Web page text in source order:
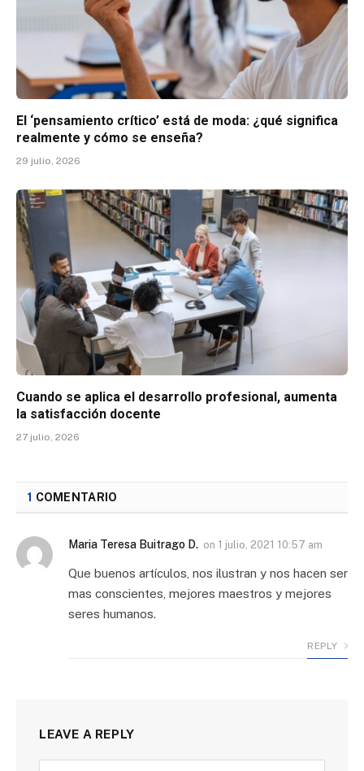
El ‘pensamiento crítico’ está de moda: ¿qué significa
realmente y cómo se enseña?
29 julio, 2026
Cuando se aplica el desarrollo profesional, aumenta
la satisfacción docente
27 julio, 2026
1 COMENTARIO
Maria Teresa Buitrago D. on 1 julio, 2021 10:57 am
Que buenos artículos, nos ilustran y nos hacen ser
mas conscientes, mejores maestros y mejores
seres humanos.
REPLY
LEAVE A REPLY